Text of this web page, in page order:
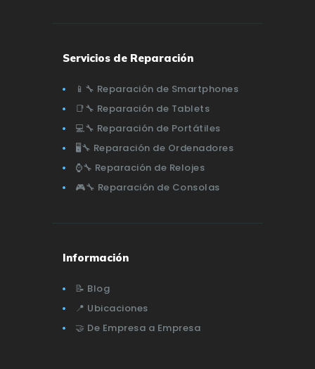
Servicios de Reparación
📱🔧 Reparación de Smartphones
📑🔧 Reparación de Tablets
💻🔧 Reparación de Portátiles
🖥️🔧 Reparación de Ordenadores
⌚🔧 Reparación de Relojes
🎮🔧 Reparación de Consolas
Información
📝 Blog
📍 Ubicaciones
🤝 De Empresa a Empresa